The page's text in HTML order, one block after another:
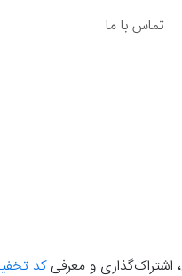
تماس با ما
اشتراک‌گذاری و معرفیکد